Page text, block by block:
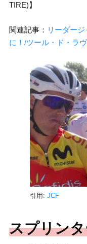
TIRE)】
関連記事： リーダー
に！/ツール・ド・ラ
引用: JCF
スプリン